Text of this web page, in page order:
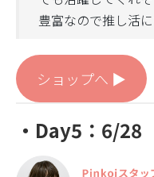
豊富なので推し活
ショップへ ▶︎
・Day5：6/28